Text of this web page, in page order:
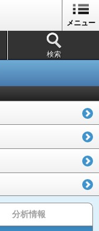
メニュー
検索
分析情報